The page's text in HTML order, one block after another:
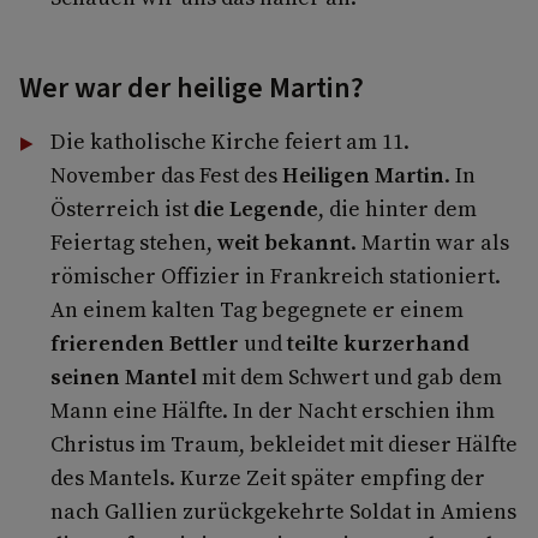
Wer war der heilige Martin?
Die katholische Kirche feiert am 11.
November das Fest desHeiligen Martin. In
Österreich ist die Legende, die hinter dem
Feiertag stehen, weit bekannt. Martin war als
römischer Offizier in Frankreich stationiert.
An einem kalten Tag begegnete er einem
frierenden Bettler undteilte kurzerhand
seinen Mantelmit dem Schwert und gab dem
Mann eine Hälfte. In der Nacht erschien ihm
Christus im Traum, bekleidet mit dieser Hälfte
des Mantels. Kurze Zeit später empfing der
nach Gallien zurückgekehrte Soldat in Amiens